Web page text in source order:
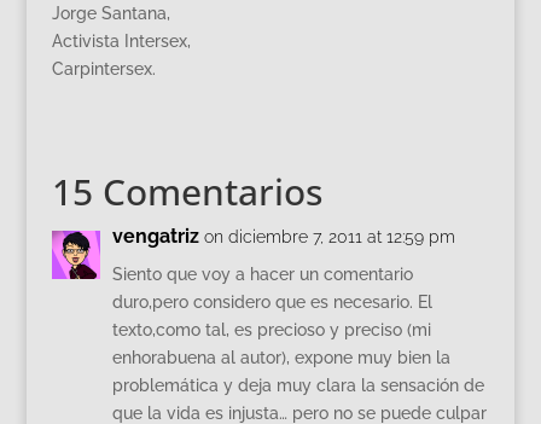
Jorge Santana,
Activista Intersex,
Carpintersex.
15 Comentarios
vengatriz on diciembre 7, 2011 at 12:59 pm
Siento que voy a hacer un comentario
duro,pero considero que es necesario. El
texto,como tal, es precioso y preciso (mi
enhorabuena al autor), expone muy bien la
problemática y deja muy clara la sensación de
que la vida es injusta… pero no se puede culpar